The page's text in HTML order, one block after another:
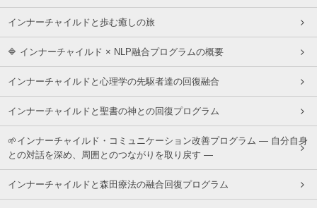
インナーチャイルドと歩む癒しの旅
🔷 インナーチャイルド × NLP融合プログラムの概要
インナーチャイルドと心理学の先駆者達の回復融合
インナーチャイルドと聖書の神との回復プログラム
🌱インナーチャイルド・コミュニケーション改善プログラム ― 自分自身
との対話を深め、周囲とのつながりを取り戻す ―
インナーチャイルドと森田療法の融合回復プログラム